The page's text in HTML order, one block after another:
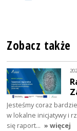
Zobacz także
Jesteśmy coraz
w lokalne inicjatywy i
się raport… » więcej